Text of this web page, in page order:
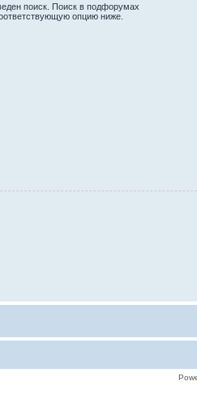
поиск. Поиск в подфорумах
опцию ниже.